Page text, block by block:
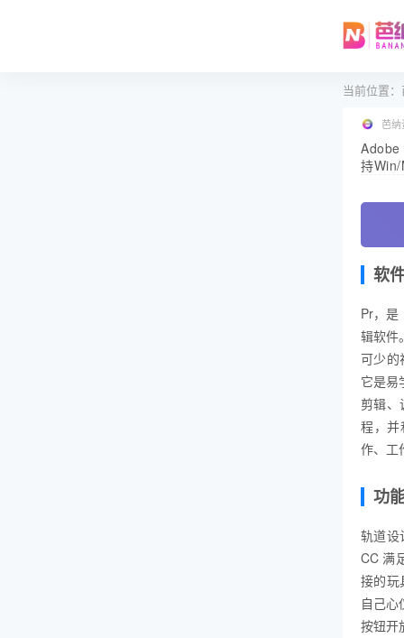
当前位置：
芭
Adobe
持
软
Pr，是
辑软件
可少的
它是易
剪辑、
程，并
作、工
功
轨道设
CC 满
接的玩
自己
按钮开